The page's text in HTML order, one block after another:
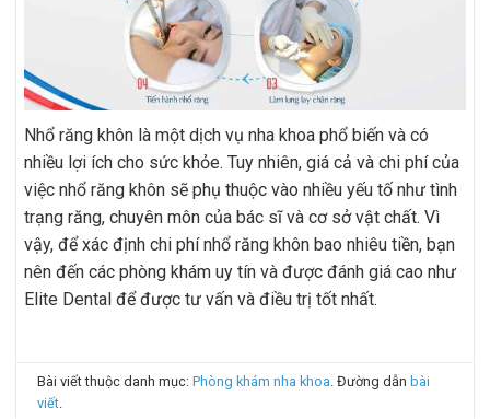
Nhổ răng khôn là một dịch vụ nha khoa phổ biến và có
nhiều lợi ích cho sức khỏe. Tuy nhiên, giá cả và chi phí của
việc nhổ răng khôn sẽ phụ thuộc vào nhiều yếu tố như tình
trạng răng, chuyên môn của bác sĩ và cơ sở vật chất. Vì
vậy, để xác định chi phí nhổ răng khôn bao nhiêu tiền, bạn
nên đến các phòng khám uy tín và được đánh giá cao như
Elite Dental để được tư vấn và điều trị tốt nhất.
Bài viết thuộc danh mục:Phòng khám nha khoa . Đường dẫnbài
viết